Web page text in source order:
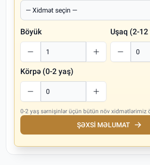
Böyük Uşaq (2-12
Körpə (0-2 yaş)
0-2 yaş sərnişinlər üçün bütün növ xidmətlərimiz
ŞƏXSI MƏLUMAT